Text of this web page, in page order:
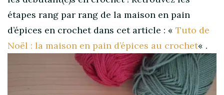
étapes rang par rang de la maison en pain
d’épices en crochet dans cet article : « Tuto de
Noël : la maison en pain d’épices au crochet« .